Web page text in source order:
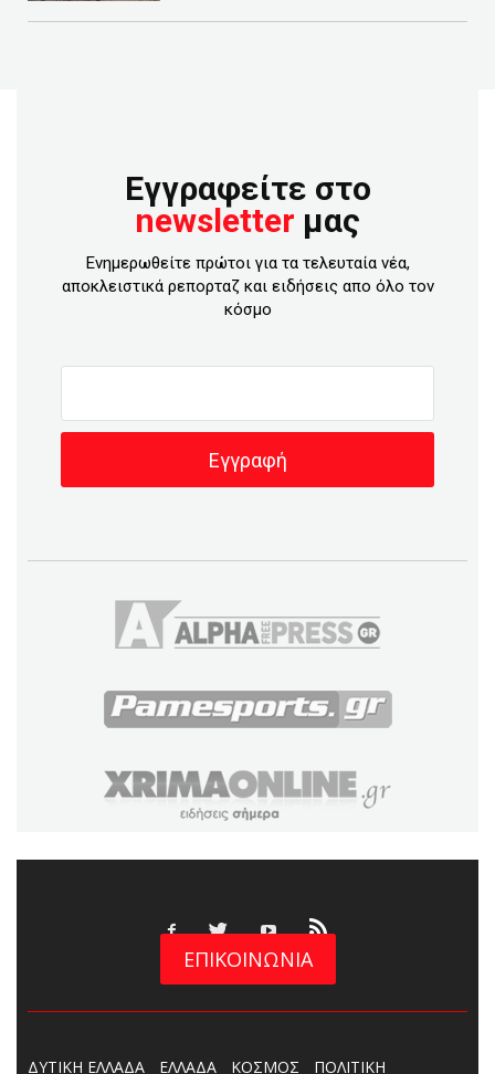
Εγγραφείτε στο
newsletter μας
Ενημερωθείτε πρώτοι για τα τελευταία νέα,
αποκλειστικά ρεπορταζ και ειδήσεις απο όλο τον
κόσμο
ΕΠΙΚΟΙΝΩΝΙΑ
ΔΥΤΙΚΗ ΕΛΛΑΔΑ ΕΛΛΑΔΑ ΚΟΣΜΟΣ ΠΟΛΙΤΙΚΗ